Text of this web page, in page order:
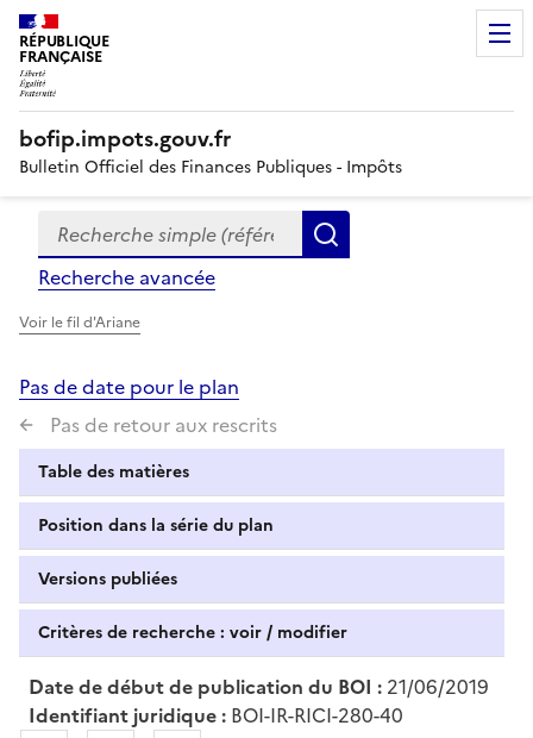
RÉPUBLIQUE
FRANÇAISE
bofip.impots.gouv.fr
Bulletin Officiel des Finances Publiques - Impôts
Formulaire
de
recherche
Recherche simple (références, mots clés, partie du
Recherche avancée
Voir le fil d'Ariane
Pas de date pour le plan
Pas de retour aux rescrits
Table des matières
Position dans la série du plan
Versions publiées
Critères de recherche : voir / modifier
Date de début de publication du BOI : 21/06/2019
Identifiant juridique : BOI-IR-RICI-280-40